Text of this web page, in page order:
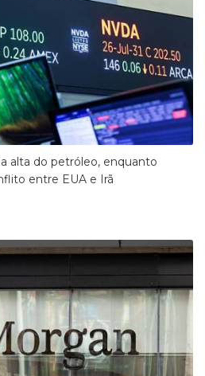
alta do petróleo, enquanto
entre EUA e Irã